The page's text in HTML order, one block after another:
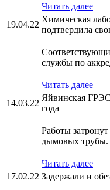
Читать далее
19.04.22
Химическая
подтвердила
службы по
Читать далее
14.03.22
Яйвинская
года
Работы
дымовых трубы.
Читать далее
17.02.22 Задержали и